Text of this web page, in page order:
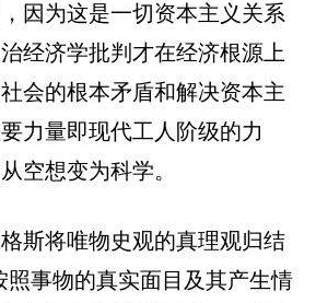
因为这是一切资本主义关系
经济学批判才在经济根源上
会的根本矛盾和解决资本主
力量即现代工人阶级的力
空想变为科学。
斯将唯物史观的真理观归结
照事物的真实面目及其产生情